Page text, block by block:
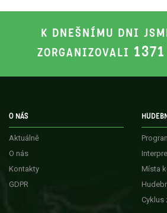
K DNEŠNÍMU DNI
ZORGANIZOVALI 1371
O NÁS
Aktuálně
O nás
Kontakty
GDPR
Místa
Cyklus